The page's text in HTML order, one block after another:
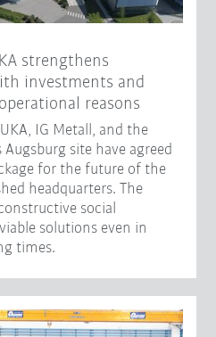
strengthens
investments and
reasons
IG Metall, and the
site have agreed
for the future of the
headquarters. The
social
solutions even in
times.